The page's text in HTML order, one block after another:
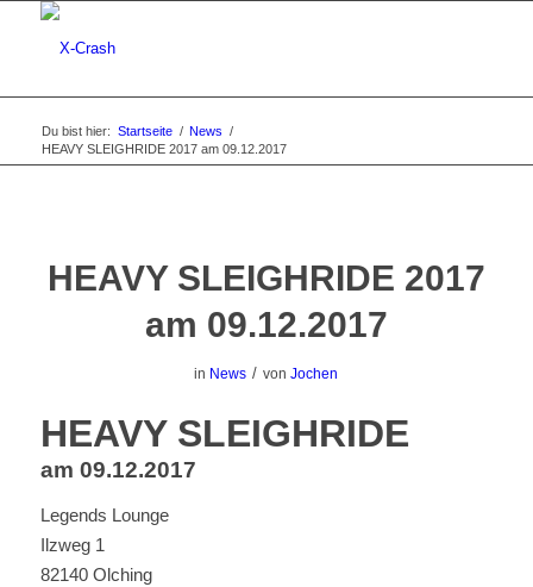
Du bist hier: Startseite / News /
HEAVY SLEIGHRIDE 2017 am 09.12.2017
HEAVY SLEIGHRIDE 2017
am 09.12.2017
in News / vonJochen
HEAVY SLEIGHRIDE
am 09.12.2017
Legends Lounge
Ilzweg 1
82140 Olching